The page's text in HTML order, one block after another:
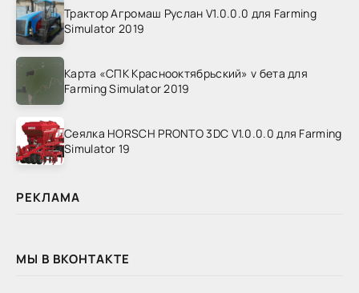
Трактор Агромаш Руслан V1.0.0.0 для Farming
Simulator 2019
Карта «СПК Краснооктябрьский» v бета для
Farming Simulator 2019
Сеялка HORSCH PRONTO 3DC V1.0.0.0 для Farming
Simulator 19
РЕКЛАМА
МЫ В ВКОНТАКТЕ